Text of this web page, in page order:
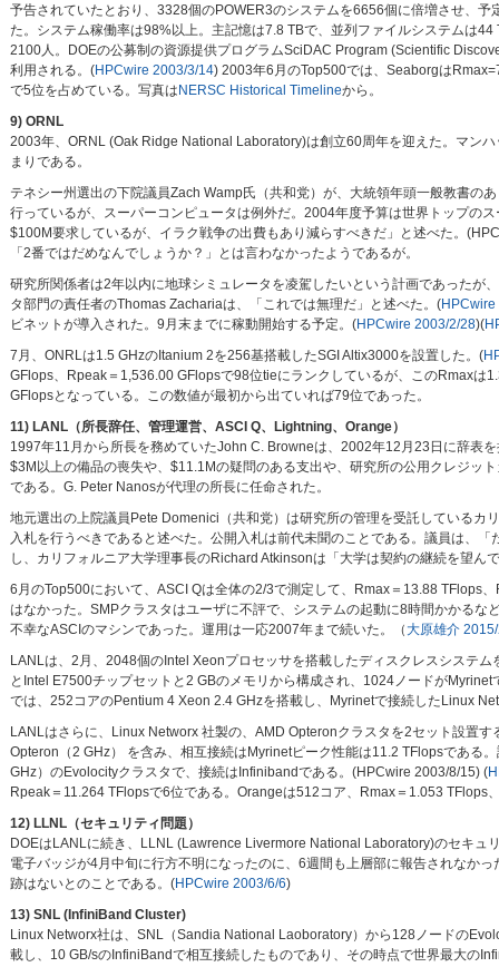
予告されていたとおり、3328個のPOWER3のシステムを6656個に倍増させ、予
た。システム稼働率は98%以上。主記憶は7.8 TBで、並列ファイルシステムは
2100人。DOEの公募制の資源提供プログラムSciDAC Program (Scientific
利用される。(HPCwire 2003/3/14) 2003年6月のTop500では、Seaborgは
で5位を占めている。写真は NERSC Historical Timelineから。
9) ORNL
2003年、ORNL (Oak Ridge National Laboratory)は創立60周年を迎えた。マン
まりである。
テネシー州選出の下院議員Zach Wamp氏（共和党）が、大統領年頭一般教書の
行っているが、スーパーコンピュータは例外だ。2004年度予算は世界トップの
$100M要求しているが、イラク戦争の出費もあり減らすべきだ」と述べた。
「2番ではだめなんでしょうか？」とは言わなかったようであるが。
研究所関係者は2年以内に地球シミュレータを凌駕したいという計画であったが
タ部門の責任者のThomas Zachariaは、「これでは無理だ」と述べた。(HPCwire
ビネットが導入された。9月末までに稼動開始する予定。(HPCwire 2003/2/28)(
7月、ONRLは1.5 GHzのItanium 2を256基搭載したSGI Altix3000を設置した。(
GFlops、Rpeak＝1,536.00 GFlopsで98位tieにランクしているが、このRmaxは
GFlopsとなっている。この数値が最初から出ていれば79位であった。
11) LANL（所長辞任、管理運営、ASCI Q、Lightning、Orange）
1997年11月から所長を務めていたJohn C. Browneは、2002年12月23日に辞表
$3M以上の備品の喪失や、$11.1Mの疑問のある支出や、研究所の公用クレジッ
である。G. Peter Nanosが代理の所長に任命された。
地元選出の上院議員Pete Domenici（共和党）は研究所の管理を受託している
入札を行うべきであると述べた。公開入札は前代未聞のことである。議員は、
し、カリフォルニア大学理事長のRichard Atkinsonは「大学は契約の継続を望ん
6月のTop500において、ASCI Qは全体の2/3で測定して、Rmax＝13.88 TFlops
はなかった。SMPクラスタはユーザに不評で、システムの起動に8時間かかる
不幸なASCIのマシンであった。運用は一応2007年まで続いた。（大原雄介
LANLは、2月、2048個のIntel Xeonプロセッサを搭載したディスクレスシステ
とIntel E7500チップセットと2 GBのメモリから構成され、1024ノードが
では、252コアのPentium 4 Xeon 2.4 GHzを搭載し、Myrinetで接続したLinux
LANLはさらに、Linux Networx 社製の、AMD Opteronクラスタを2セット設置
Opteron（2 GHz） を含み、相互接続はMyrinetピーク性能は11.2 TFlopsである
GHz）のEvolocityクラスタで、接続はInfinibandである。(HPCwire 2003/8/15) (
Rpeak＝11.264 TFlopsで6位である。Orangeは512コア、Rmax＝1.053 TFlops
12) LLNL（セキュリティ問題）
DOEはLANLに続き、LLNL (Lawrence Livermore National Laboratory)のセキュ
電子バッジが4月中旬に行方不明になったのに、6週間も上層部に報告されなか
跡はないとのことである。(HPCwire 2003/6/6)
13) SNL (InfiniBand Cluster)
Linux Networx社は、SNL（Sandia National Laoboratory）から128ノードの
載し、10 GB/sのInfiniBandで相互接続したものであり、その時点で世界最大の